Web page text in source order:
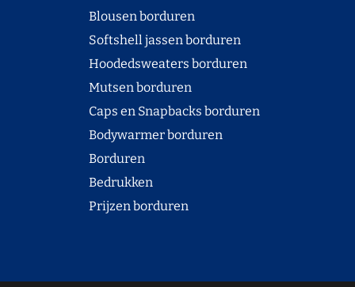
Blousen borduren
Softshell jassen borduren
Hoodedsweaters borduren
Mutsen borduren
Caps en Snapbacks borduren
Bodywarmer borduren
Borduren
Bedrukken
Prijzen borduren